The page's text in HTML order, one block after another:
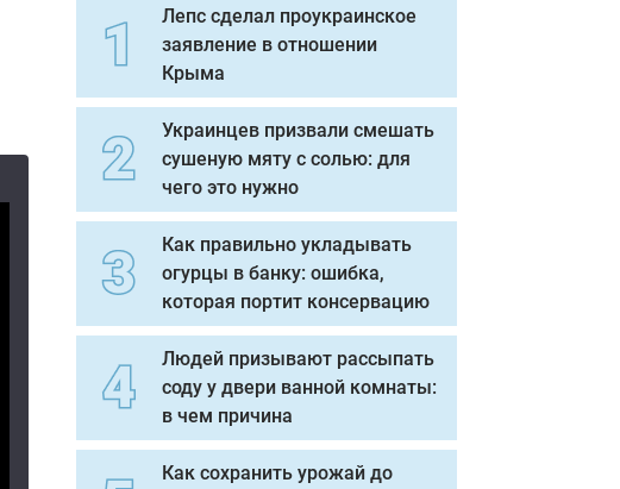
Лепс сделал проукраинское
заявление в отношении
Крыма
Украинцев призвали смешать
сушеную мяту с солью: для
чего это нужно
Как правильно укладывать
огурцы в банку: ошибка,
которая портит консервацию
Людей призывают рассыпать
соду у двери ванной комнаты:
в чем причина
Как сохранить урожай до